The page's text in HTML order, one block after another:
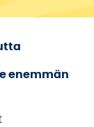
enemmän